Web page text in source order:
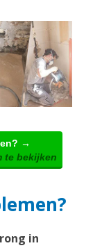
→
te bekijken
in